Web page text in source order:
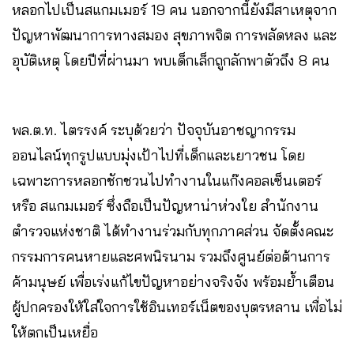
หลอกไปเป็นสแกมเมอร์ 19 คน นอกจากนี้ยังมีสาเหตุจาก
ปัญหาพัฒนาการทางสมอง สุขภาพจิต การพลัดหลง และ
อุบัติเหตุ โดยปีที่ผ่านมา พบเด็กเล็กถูกลักพาตัวถึง 8 คน
พล.ต.ท. ไตรรงค์ ระบุด้วยว่า ปัจจุบันอาชญากรรม
ออนไลน์ทุกรูปแบบมุ่งเป้าไปที่เด็กและเยาวชน โดย
เฉพาะการหลอกชักชวนไปทำงานในแก๊งคอลเซ็นเตอร์
หรือ สแกมเมอร์ ซึ่งถือเป็นปัญหาน่าห่วงใย สำนักงาน
ตำรวจแห่งชาติ ได้ทำงานร่วมกับทุกภาคส่วน จัดตั้งคณะ
กรรมการคนหายและศพนิรนาม รวมถึงศูนย์ต่อต้านการ
ค้ามนุษย์ เพื่อเร่งแก้ไขปัญหาอย่างจริงจัง พร้อมย้ำเตือน
ผู้ปกครองให้ใส่ใจการใช้อินเทอร์เน็ตของบุตรหลาน เพื่อไม่
ให้ตกเป็นเหยื่อ